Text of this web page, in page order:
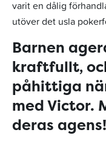
varit en dålig
utöver det usla
Barnen
kraftfullt,
påhittiga
med Victor.
deras